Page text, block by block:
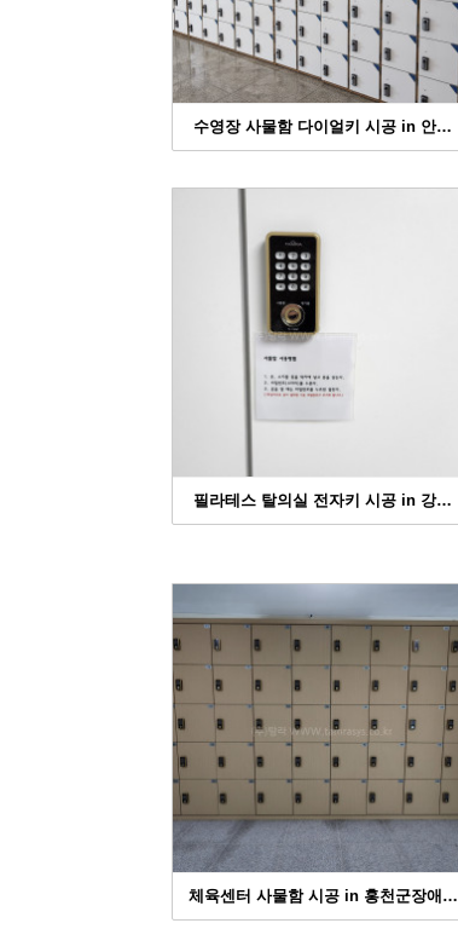
수영장 사물함 다이얼키 시공 in 안…
필라테스 탈의실 전자키 시공 in 강…
체육센터 사물함 시공 in 홍천군장애…